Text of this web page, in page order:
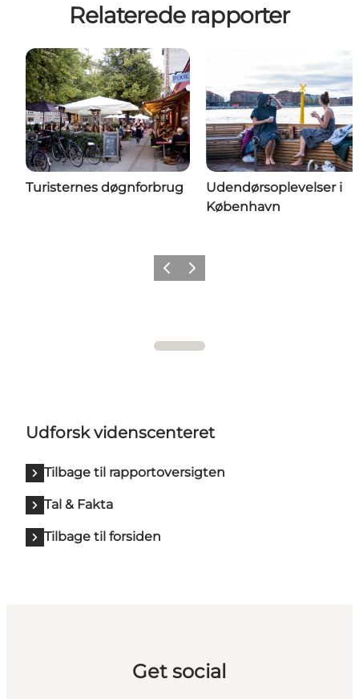
Relaterede rapporter
Turisternes døgnforbrug
Udendørsoplevelser i
København
ForrigeNæste
Udforsk videnscenteret
Tilbage til rapportoversigten
Tal & Fakta
Tilbage til forsiden
Get social